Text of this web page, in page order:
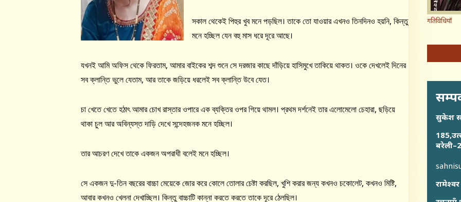
সকাল থেকেই পিহুর খুব মনে পড়ছিল। তাকে তো যাওয়ার এখনও তিনদিনও হয়নি, কিন্তু
মনে হচ্ছিল যেন বহু মাস ধরে দূরে আছে।
যখনই আমি অফিস থেকে ফিরতাম, আমার বাইকের শব্দ শুনে সে দরজার কাছে দাঁড়িয়ে হাসিমুখে তাকিয়ে থাকত। ওকে দেখলেই দিনের
সব ক্লান্তি ভুলে যেতাম, আর তাকে জড়িয়ে ধরলেই সব ক্লান্তি উবে যেত।
চা খেতে খেতে হঠাৎ আমার চোখ রাস্তার ওপারে এক ব্যক্তির ওপর গিয়ে থামল। প্রথম দর্শনেই তার এলোমেলো চেহারা, ছড়িয়ে
থাকা চুল আর অবিন্যস্ত দাড়ি দেখে সন্দেহজনক মনে হচ্ছিল।
তার আচরণ দেখে তাকে একজন অপরাধী বলেই মনে হচ্ছিল।
সে একজন দু-তিন বছরের বাচ্চা মেয়েকে জোর করে কোলে তোলার চেষ্টা করছিল, খুশি করার জন্য কখনও চকোলেট, কখনও মিষ্টি,
আবার কখনও খেলনা দেখাচ্ছিল। কিন্তু বাচ্চাটি কান্না করতে করতে তাকে দূরে ঠেলছিল।
गतिविधियाँ
सुकेश